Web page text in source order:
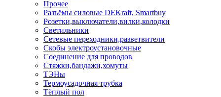
Прочее
Разъёмы силовые DEKraft, Smartbuy
Розетки,выключатели,вилки,колодки
Светильники
Сетевые переходники,разветвители
Скобы электроустановочные
Соединение для проводов
Стяжки,бандажи,хомуты
ТЭНы
Термоусадочная трубка
Тёплый пол